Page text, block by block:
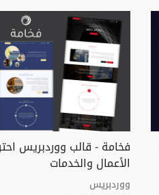
فخامة - قالب ووردبريس
الأعمال والخدمات
ووردبريس